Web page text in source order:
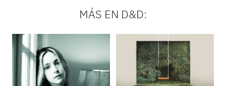
MÁS EN D&D: